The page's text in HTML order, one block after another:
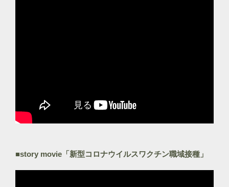
■story movie「新型コロナウイルスワクチン職域接種」